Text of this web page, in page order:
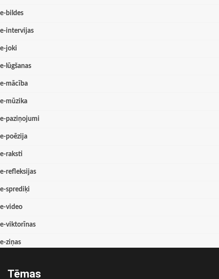
e-bildes
e-intervijas
e-joki
e-lūgšanas
e-mācība
e-mūzika
e-paziņojumi
e-poēzija
e-raksti
e-refleksijas
e-sprediķi
e-video
e-viktorīnas
e-ziņas
Tēmas